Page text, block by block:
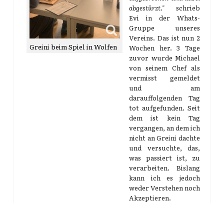
Greini beim Spiel in Wolfen
abgestürzt." schrieb
Evi in der Whats-
Gruppe unseres
Vereins. Das ist nun 2
Wochen her. 3 Tage
zuvor wurde Michael
von seinem Chef als
vermisst gemeldet
und am
darauffolgenden Tag
tot aufgefunden. Seit
dem ist kein Tag
vergangen, an dem ich
nicht an Greini dachte
und versuchte, das,
was passiert ist, zu
verarbeiten. Bislang
kann ich es jedoch
weder Verstehen noch
Akzeptieren.